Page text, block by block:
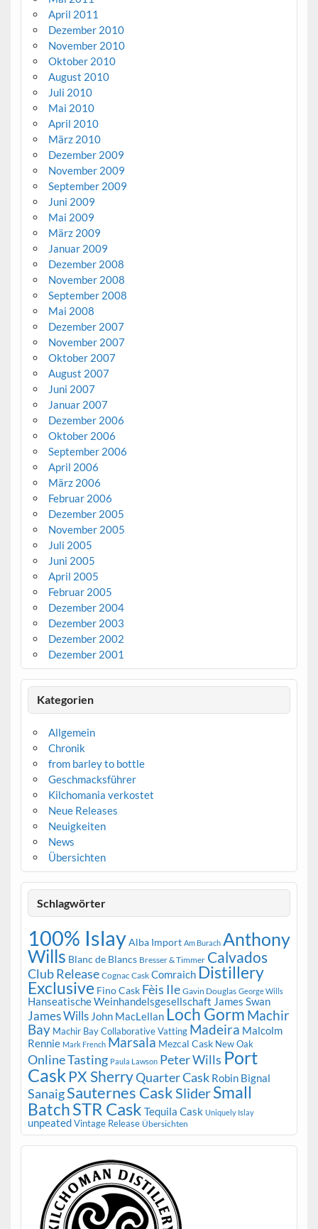
April 2011
Dezember 2010
November 2010
Oktober 2010
August 2010
Juli 2010
Mai 2010
April 2010
März 2010
Dezember 2009
November 2009
September 2009
Juni 2009
Mai 2009
März 2009
Januar 2009
Dezember 2008
November 2008
September 2008
Mai 2008
Dezember 2007
November 2007
Oktober 2007
August 2007
Juni 2007
Januar 2007
Dezember 2006
Oktober 2006
September 2006
April 2006
März 2006
Februar 2006
Dezember 2005
November 2005
Juli 2005
Juni 2005
April 2005
Februar 2005
Dezember 2004
Dezember 2003
Dezember 2002
Dezember 2001
Kategorien
Allgemein
Chronik
from barley to bottle
Geschmacksführer
Kilchomania verkostet
Neue Releases
Neuigkeiten
News
Übersichten
Schlagwörter
100% IslayAlba Import Am Burach Anthony
Wills Blanc de Blancs Bresser & Timmer Calvados
Club Release Cognac Cask Comraich Distillery
Exclusive Fino Cask Fèis Ile Gavin Douglas George Wills
Hanseatische Weinhandelsgesellschaft James Swan
James Wills John MacLellan Loch Gorm Machir
Bay Machir Bay Collaborative Vatting Madeira Malcolm
Rennie Mark French Marsala Mezcal Cask New Oak
Online Tasting Paula Lawson Peter Wills Port
Cask PX SherryQuarter Cask Robin Bignal
SanaigSauternes CaskSliderSmall
BatchSTR Cask Tequila Cask Uniquely Islay
unpeatedVintage Release Übersichten